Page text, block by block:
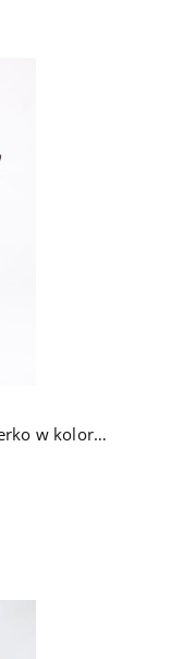
Kurtka Aura Classic – Wełna i Futerko w kolorze Brązowym (Kratka)